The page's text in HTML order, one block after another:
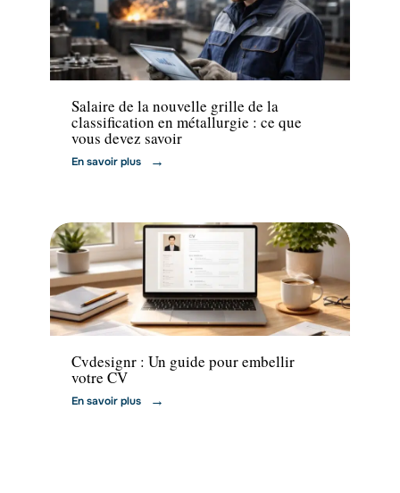
Emploi
Salaire de la nouvelle grille de la
classification en métallurgie : ce que
vous devez savoir
En savoir plus
Emploi
Cvdesignr : Un guide pour embellir
votre CV
En savoir plus